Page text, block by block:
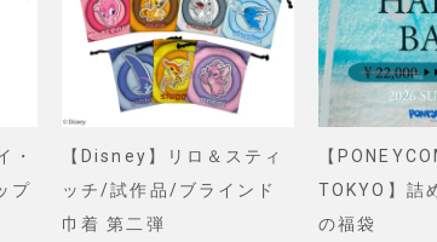
・
プ
【Disney】リロ＆スティ
ッチ/試作品/ブラインド
巾着 第二弾
【
TOKYO】詰
の福袋